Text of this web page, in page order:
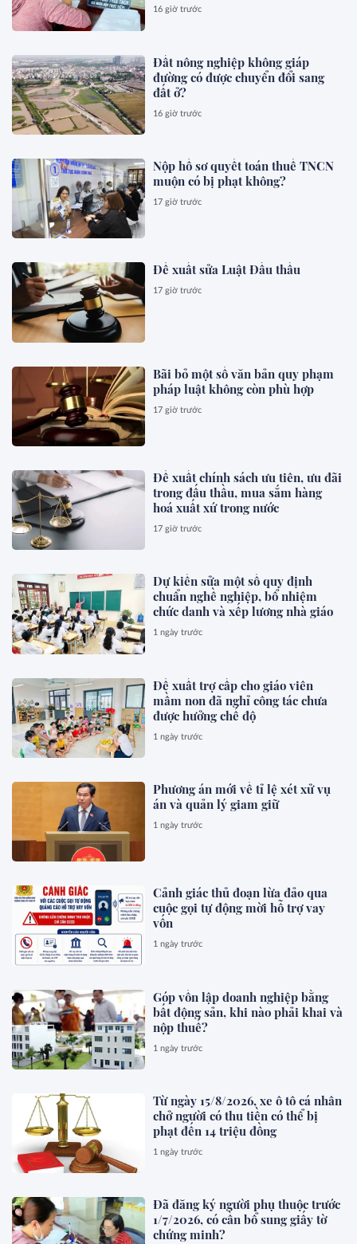
16 giờ trước
Đất nông nghiệp không giáp
đường có được chuyển đổi sang
đất ở?
16 giờ trước
Nộp hồ sơ quyết toán thuế TNCN
muộn có bị phạt không?
17 giờ trước
Đề xuất sửa Luật Đấu thầu
17 giờ trước
Bãi bỏ một số văn bản quy phạm
pháp luật không còn phù hợp
17 giờ trước
Đề xuất chính sách ưu tiên, ưu đãi
trong đấu thầu, mua sắm hàng
hoá xuất xứ trong nước
17 giờ trước
Dự kiến sửa một số quy định
chuẩn nghề nghiệp, bổ nhiệm
chức danh và xếp lương nhà giáo
1 ngày trước
Đề xuất trợ cấp cho giáo viên
mầm non đã nghỉ công tác chưa
được hưởng chế độ
1 ngày trước
Phương án mới về tỉ lệ xét xử vụ
án và quản lý giam giữ
1 ngày trước
Cảnh giác thủ đoạn lừa đảo qua
cuộc gọi tự động mời hỗ trợ vay
vốn
1 ngày trước
Góp vốn lập doanh nghiệp bằng
bất động sản, khi nào phải khai và
nộp thuế?
1 ngày trước
Từ ngày 15/8/2026, xe ô tô cá nhân
chở người có thu tiền có thể bị
phạt đến 14 triệu đồng
1 ngày trước
Đã đăng ký người phụ thuộc trước
1/7/2026, có cần bổ sung giấy tờ
chứng minh?